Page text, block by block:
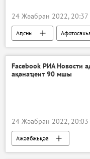
24 Жәабран 2022, 20:37
Аԥсны
Facebook РИА Новости
ақәнаҵеит 90 мшы
24 Жәабран 2022, 20:03
Ажәабжьқәа